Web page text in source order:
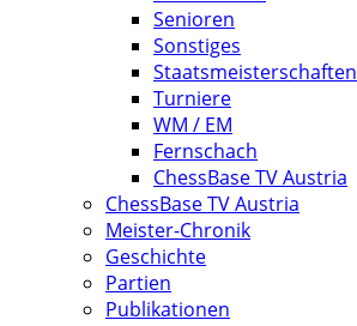
Senioren
Sonstiges
Staatsmeisterschaften
Turniere
WM / EM
Fernschach
ChessBase TV Austria
ChessBase TV Austria
Meister-Chronik
Geschichte
Partien
Publikationen